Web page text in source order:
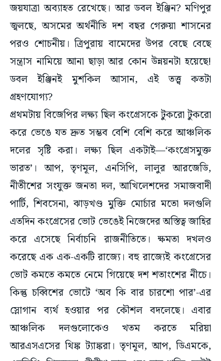
জয়যাত্রা অব্যাহত রেখেছে। আর ডবল ইঞ্জিন? মণিপুর
জ্বলছে, অসমের অর্থনীতি দশ বছর গেরুয়া শাসনের
পরও শোচনীয়। ত্রিপুরায় বামেদের উপর বেছে বেছে
সন্ত্রাস নামিয়ে আনা ছাড়া আর কোন উন্নয়নটা হয়েছে!
ডবল ইঞ্জিনই মুশকিল আসান, এই তত্ত্ব কতটা
গ্রহণযোগ্য?
প্রথমটায় বিজেপির লক্ষ্য ছিল কংগ্রেসকে টুকরো টুকরো
করে ভেঙে যত দ্রুত সম্ভব বেশি বেশি করে আঞ্চলিক
দলের সৃষ্টি করা। লক্ষ্য ছিল একটাই—‘কংগ্রেসমুক্ত
ভারত’। আপ, তৃণমূল, এনসিপি, লালুর আরজেডি,
নীতীশের সংযুক্ত জনতা দল, আখিলেশদের সমাজবাদী
পার্টি, শিবসেনা, ঝাড়খণ্ড মুক্তি মোর্চার মতো দলগুলি
এতদিন কংগ্রেসের ভোট ভেঙেই নিজেদের অস্তিত্ব জাহির
করে এসেছে নির্বাচনি রাজনীতিতে। ক্ষমতা দখলও
করেছে এক এক-একটি রাজ্যে। বহু রাজ্যেই কংগ্রেসের
ভোট কমতে কমতে নেমে গিয়েছে দশ শতাংশের নীচে।
কিন্তু চব্বিশের ভোটে ‘অব কি বার চারশো পার’-এর
স্লোগান ব্যর্থ হওয়ার পর কৌশল বদলেছে। এবার
আঞ্চলিক দলগুলোকেও খতম করতে মরিয়া
আরএসএসের থিঙ্ক ট্যাঙ্করা। তৃণমূল, আপ, ডিএমকে,